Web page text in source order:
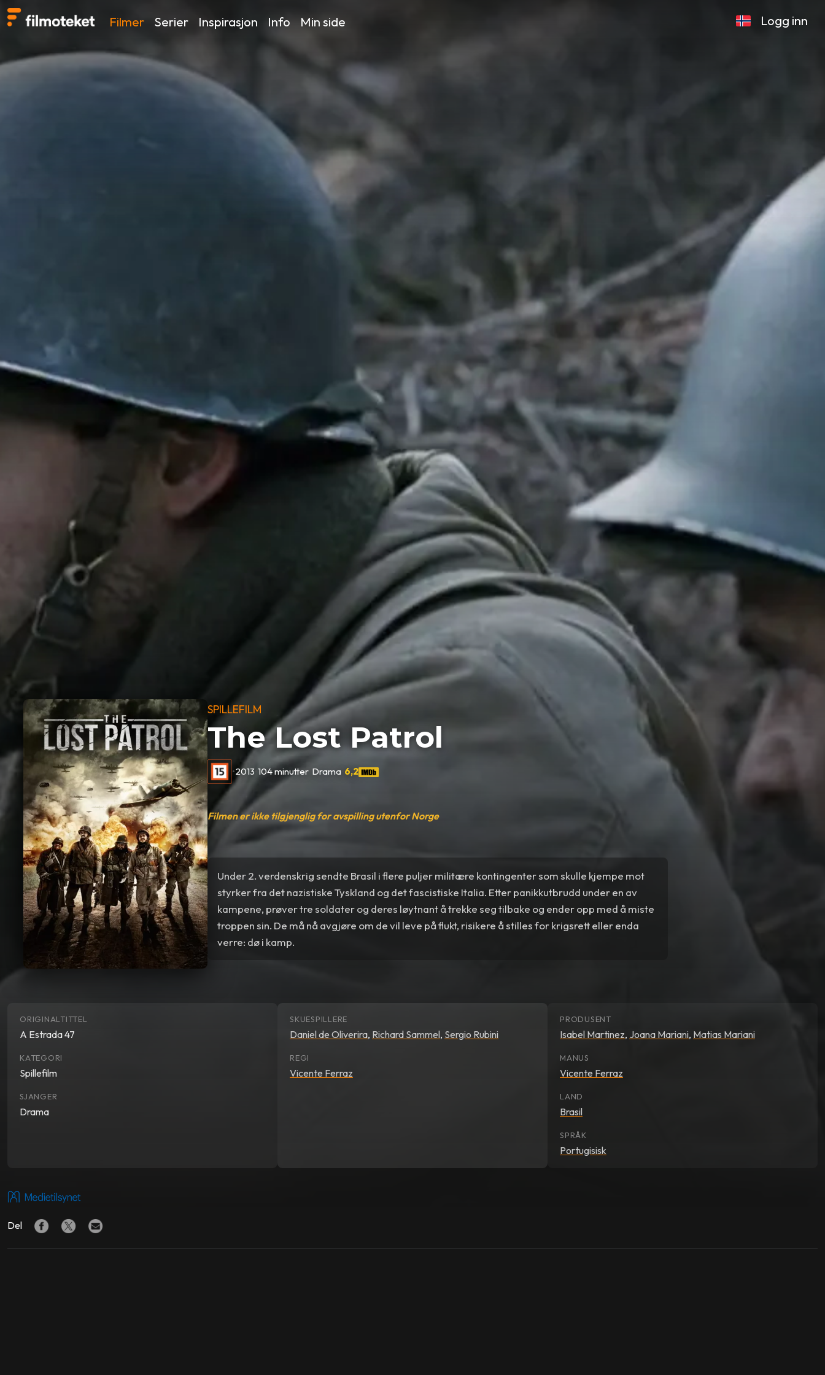
Filmer Serier Inspirasjon Info Min side Logg inn
SPILLEFILM
The Lost Patrol
•2013 •104 minutter Drama 6,2
Filmen er ikke tilgjenglig for avspilling utenfor Norge
Under 2. verdenskrig sendte Brasil i flere puljer militære kontingenter som skulle kjempe mot
styrker fra det nazistiske Tyskland og det fascistiske Italia. Etter panikkutbrudd under en av
kampene, prøver tre soldater og deres løytnant å trekke seg tilbake og ender opp med å miste
troppen sin. De må nå avgjøre om de vil leve på flukt, risikere å stilles for krigsrett eller enda
verre: dø i kamp.
ORIGINALTITTEL
A Estrada 47
KATEGORI
Spillefilm
SJANGER
Drama
SKUESPILLERE
Daniel de Oliverira, Richard Sammel, Sergio Rubini
REGI
Vicente Ferraz
PRODUSENT
Isabel Martinez, Joana Mariani, Matias Mariani
MANUS
Vicente Ferraz
LAND
Brasil
SPRÅK
Portugisisk
Del